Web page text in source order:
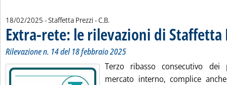
18/02/2025 - Staffetta Prezzi -di:
C.B.
Extra-rete: le rilevazioni di Staffetta
Rilevazione n. 14 del 18 febbraio 2025
Terzo ribasso consecutivo dei
mercato interno, complice